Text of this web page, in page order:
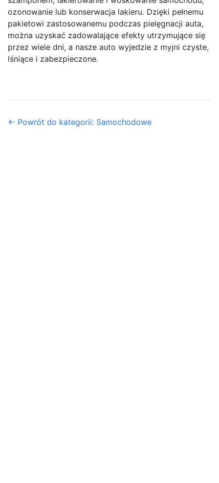
ozonowanie lub konserwacja lakieru. Dzięki pełnemu
pakietowi zastosowanemu podczas pielęgnacji auta,
można uzyskać zadowalające efekty utrzymujące się
przez wiele dni, a nasze auto wyjedzie z myjni czyste,
lśniące i zabezpieczone.
← Powrót do kategorii: Samochodowe